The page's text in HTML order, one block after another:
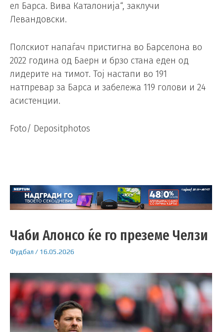
ел Барса. Вива Каталонија“, заклучи
Левандовски.
Полскиот напаѓач пристигна во Барселона во
2022 година од Баерн и брзо стана еден од
лидерите на тимот. Тој настапи во 191
натпревар за Барса и забележа 119 голови и 24
асистенции.
Foto/ Depositphotos
Чаби Алонсо ќе го преземе Челзи
Фудбал / 16.05.2026